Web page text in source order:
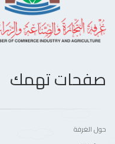
صفحات تهمك
حول الغرفة